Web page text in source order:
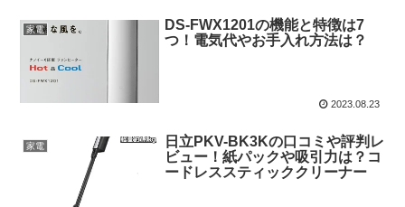
家電
DS-FWX1201の機能と特徴は7
つ！電気代やお手入れ方法は？
2023.08.23
家電
日立PKV-BK3Kの口コミや評判レ
ビュー！紙パックや吸引力は？コ
ードレススティッククリーナー